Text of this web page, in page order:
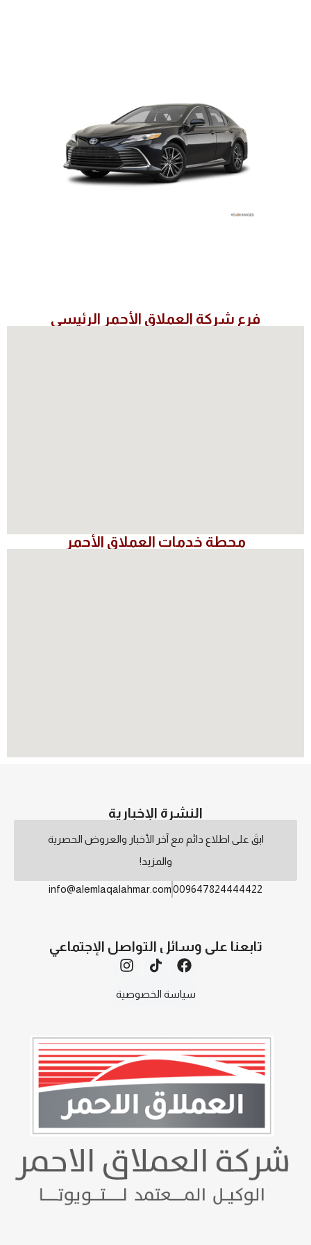
فرع شركة العملاق الأحمر الرئيسي
محطة خدمات العملاق الأحمر
النشرة الإخبارية
ابقَ على اطلاع دائم مع آخر الأخبار والعروض الحصرية
والمزيد!
009647824444422
info@alemlaqalahmar.com
تابعنا على وسائل التواصل الإجتماعي
الشروط والأحكام
سياسة الخصوصية